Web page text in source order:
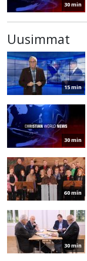
30 min
Uusimmat
15 min
30 min
60 min
30 min